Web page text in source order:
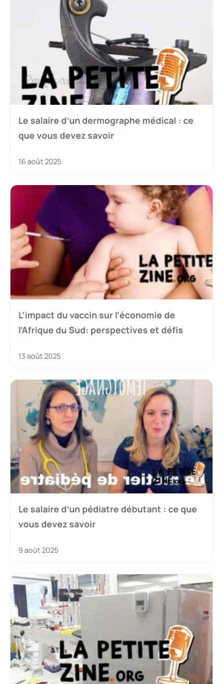
Le salaire d’un dermographe médical : ce
que vous devez savoir
16 août 2025
L’impact du vaccin sur l’économie de
l’Afrique du Sud: perspectives et défis
13 août 2025
Le salaire d’un pédiatre débutant : ce que
vous devez savoir
9 août 2025